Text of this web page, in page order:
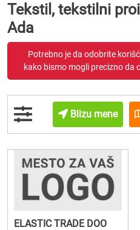
Tekstil, tekstilni
Ada
Potrebno je da odobrite
kako bismo mogli precizno da
Blizu mene
ELASTIC TRADE DOO